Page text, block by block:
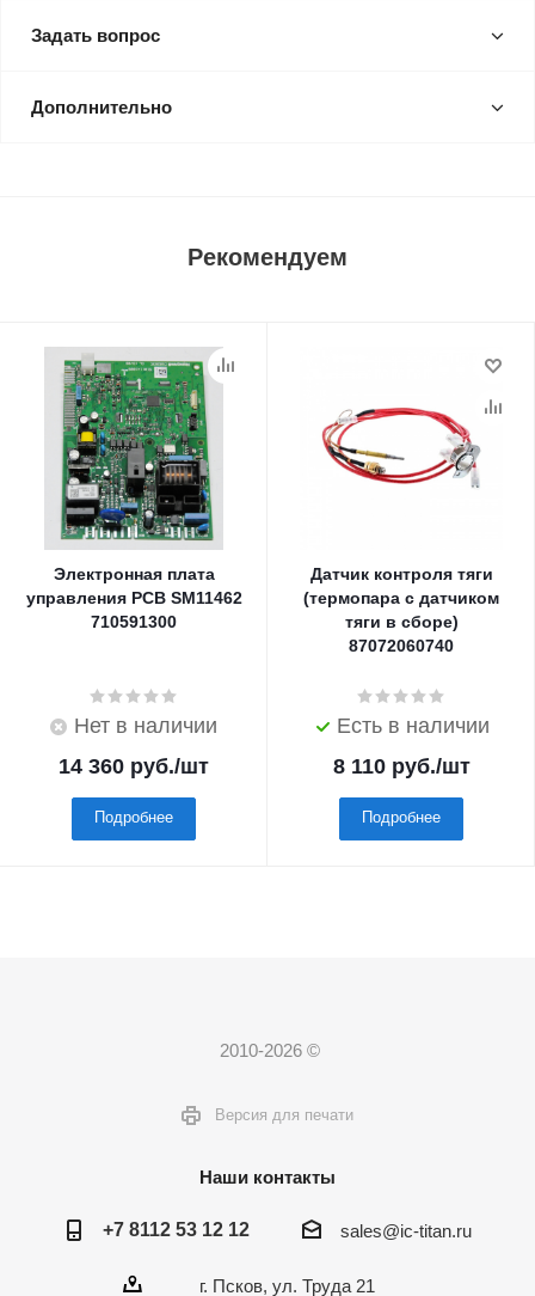
Задать вопрос
Дополнительно
Рекомендуем
Электронная плата
управления PCB SM11462
710591300
Нет в наличии
14 360 руб./шт
Подробнее
Датчик контроля тяги
(термопара с датчиком
тяги в сборе)
87072060740
Есть в наличии
8 110руб./шт
Подробнее
2010-2026 ©
Версия для печати
Наши контакты
+7 8112 53 12 12 sales@ic-titan.ru
г. Псков, ул. Труда 21